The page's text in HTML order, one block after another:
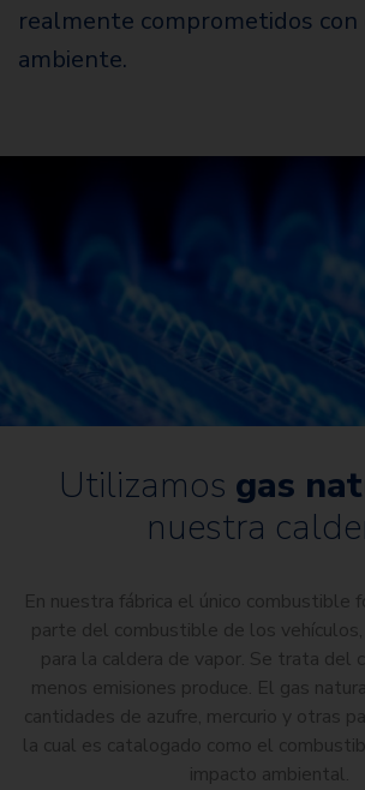
realmente comprometidos con
ambiente.
Utilizamos gas
nuestra
En nuestra fábrica el único combustible
parte del combustible de los
para la caldera de vapor. Se trata del
menos emisiones produce. El gas
cantidades de azufre, mercurio y otras
la cual es catalogado como el
impacto ambiental.